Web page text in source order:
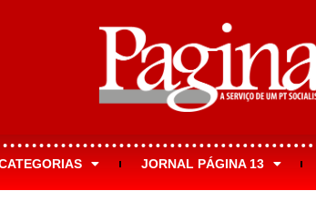
JORNAL PÁGINA 13